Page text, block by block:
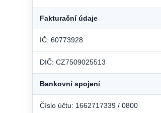
Fakturační údaje
IČ: 60773928
DIČ: CZ7509025513
Bankovní spojení
Číslo účtu: 1662717339 / 0800